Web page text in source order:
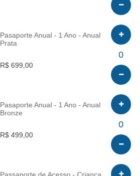
Pasaporte Anual - 1 Ano - Anual
Prata
R$ 699,00
0
Pasaporte Anual - 1 Ano - Anual
Bronze
R$ 499,00
0